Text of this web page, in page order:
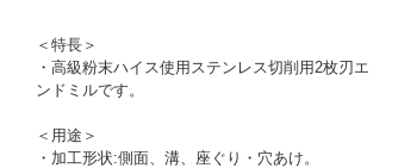
＜特長＞
・高級粉末ハイス使用ステンレス切削用2枚刃エ
ンドミルです。
＜用途＞
・加工形状:側面、溝、座ぐり・穴あけ。